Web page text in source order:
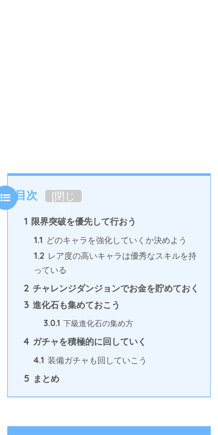
目次 [閉じ
1 限界突破を優先して行おう
1.1 どのキャラを強化していくか決めよう
1.2 レア度の高いキャラは優秀なスキルを持
っている
2 チャレンジダンジョンでお金を貯めておく
3 進化石も集めておこう
3.0.1 下級進化石の集め方
4 ガチャを積極的に回していく
4.1 装備ガチャも回していこう
5 まとめ